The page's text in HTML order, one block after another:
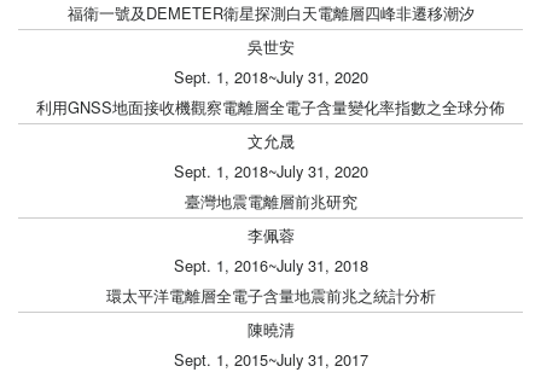
福衛一號及DEMETER衛星探測白天電離層四峰非遷移潮汐
吳世安
Sept. 1, 2018~July 31, 2020
利用GNSS地面接收機觀察電離層全電子含量變化率指數之全球分佈
文允晟
Sept. 1, 2018~July 31, 2020
臺灣地震電離層前兆研究
李佩蓉
Sept. 1, 2016~July 31, 2018
環太平洋電離層全電子含量地震前兆之統計分析
陳曉清
Sept. 1, 2015~July 31, 2017